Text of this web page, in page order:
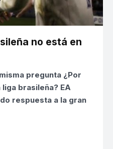
no está en
pregunta ¿Por
liga brasileña? EA
respuesta a la gran